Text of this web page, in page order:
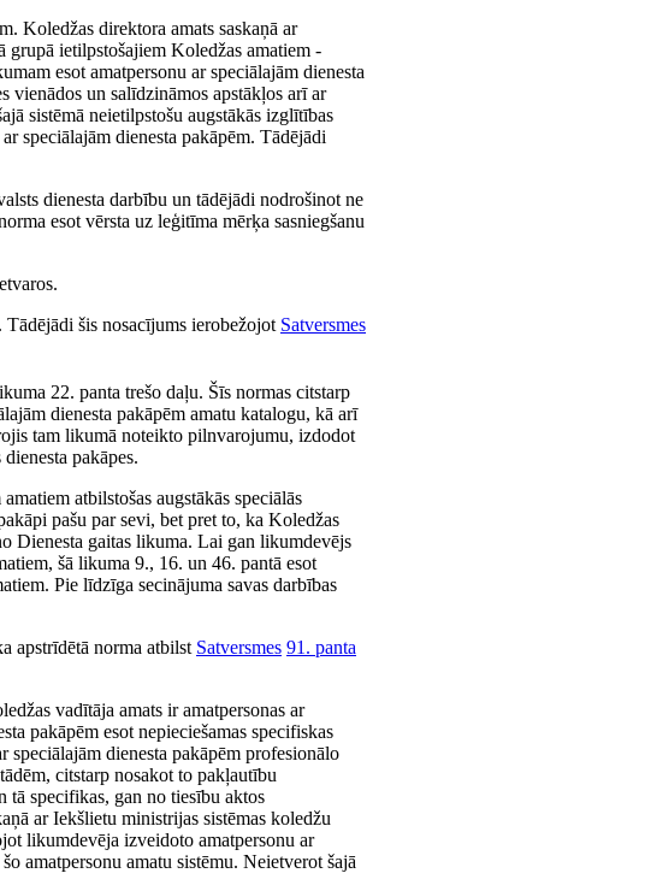
Koledžas direktora amats saskaņā ar
grupā ietilpstošajiem Koledžas amatiem -
esot amatpersonu ar speciālajām dienesta
vienādos un salīdzināmos apstākļos arī ar
sistēmā neietilpstošu augstākās izglītības
speciālajām dienesta pakāpēm. Tādējādi
dienesta darbību un tādējādi nodrošinot ne
esot vērsta uz leģitīma mērķa sasniegšanu
šis nosacījums ierobežojot Satversmes
22. panta trešo daļu. Šīs normas citstarp
dienesta pakāpēm amatu katalogu, kā arī
tam likumā noteikto pilnvarojumu, izdodot
pakāpes.
atbilstošas augstākās speciālās
pašu par sevi, bet pret to, ka Koledžas
Dienesta gaitas likuma. Lai gan likumdevējs
šā likuma 9., 16. un 46. pantā esot
Pie līdzīga secinājuma savas darbības
apstrīdētā norma atbilst Satversmes 91. panta
vadītāja amats ir amatpersonas ar
pakāpēm esot nepieciešamas specifiskas
speciālajām dienesta pakāpēm profesionālo
citstarp nosakot to pakļautību
tā specifikas, gan no tiesību aktos
ar Iekšlietu ministrijas sistēmas koledžu
likumdevēja izveidoto amatpersonu ar
amatpersonu amatu sistēmu. Neietverot šajā